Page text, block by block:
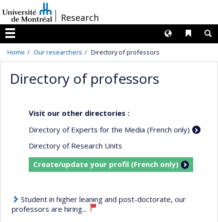
au
contenu
/Research
Menu
Liens
Langues
Home Our researchers Directory of professors
Directory of professors
Visit our other directories :
Directory of Experts for the Media (French only)
Directory of Research Units
Create/update your profil (French only)
Student in higher leaning and post-doctorate, our
professors are hiring...